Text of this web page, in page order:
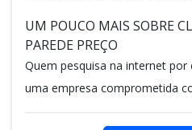
UM POUCO MAIS SOBRE
PAREDE PREÇO
Quem pesquisa na internet
uma empresa comprometida